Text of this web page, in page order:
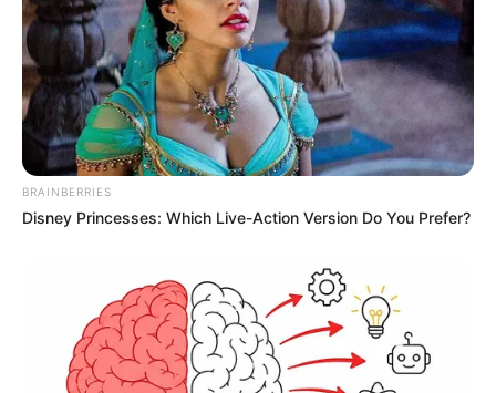
BRAINBERRIES
Disney Princesses: Which Live-Action Version Do You Prefer?